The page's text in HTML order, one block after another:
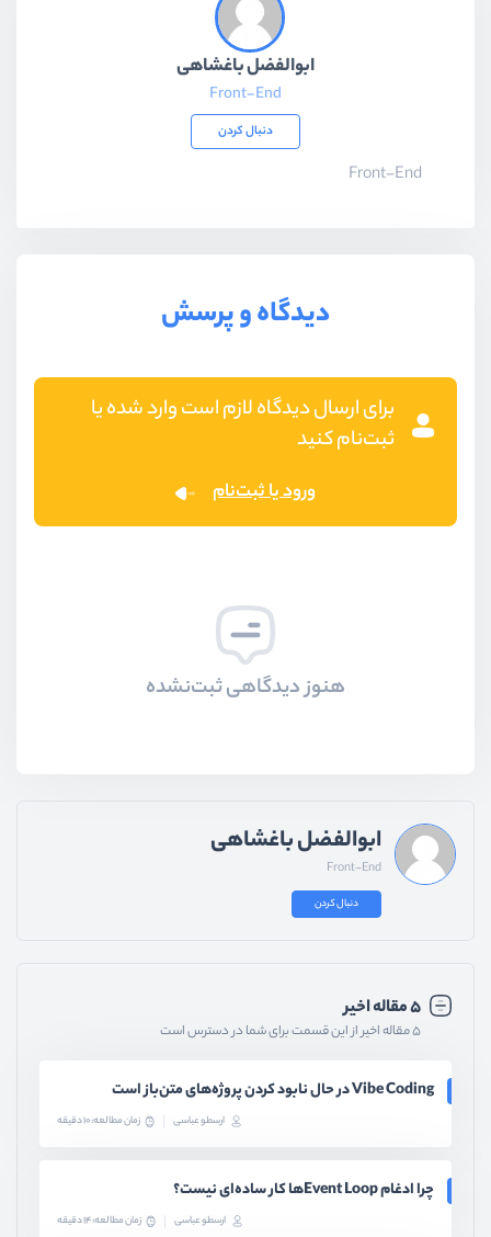
ابوالفضل باغشاهی
Front-End
دنبال کردن
Front-End
دیدگاه و پرسش
برای ارسال دیدگاه لازم است وارد شده یا
ثبت‌نام کنید
ورود یا ثبت‌نام
هنوز دیدگاهی ثبت‌نشده
ابوالفضل باغشاهی
Front-End
دنبال کردن
۵ مقاله اخیر
۵ مقاله اخیر از این قسمت برای شما در دسترس است
Vibe Coding در حال نابود کردن پروژه‌های متن‌باز است
ارسطو عباسی زمان مطالعه: 10 دقیقه
چرا ادغام Event Loopها کار ساده‌ای نیست؟
ارسطو عباسی زمان مطالعه: 14 دقیقه